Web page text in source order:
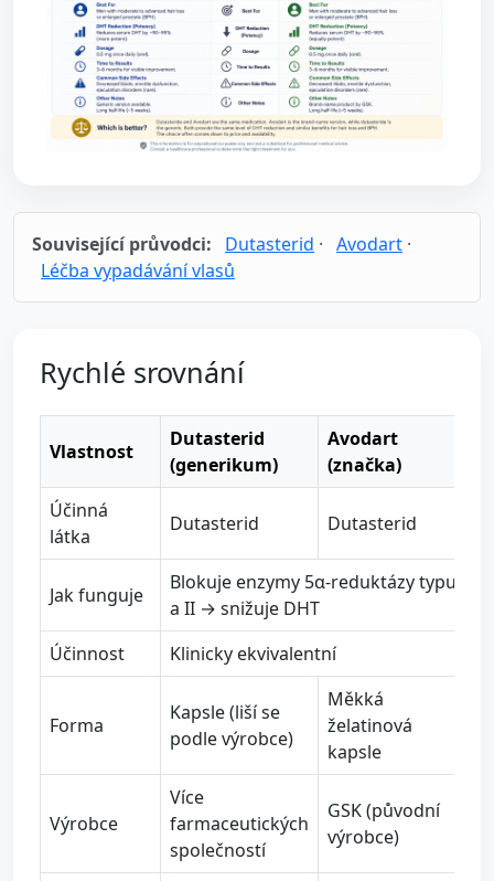
Související průvodci: Dutasterid · Avodart ·
Léčba vypadávání vlasů
Rychlé srovnání
Vlastnost
Dutasterid
(generikum)
Avodart
(značka)
Účinná
látka
Dutasterid Dutasterid
Jak funguje
Blokuje enzymy 5α-reduktázy typu I
a II → snižuje DHT
Účinnost
Klinicky ekvivalentní
Forma
Kapsle (liší se
podle výrobce)
Měkká
želatinová
kapsle
Výrobce
Více
farmaceutických
společností
GSK (původní
výrobce)